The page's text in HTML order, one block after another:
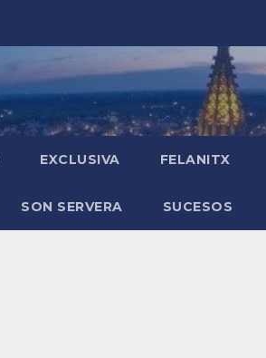
EXCLUSIVA FELANITX
SON SERVERA SUCESOS